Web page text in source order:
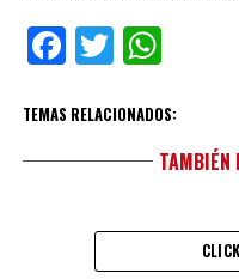
Facebook
Twitter
TEMAS RELACIONADOS:
TAMBIÉN